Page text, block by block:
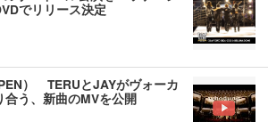
でリリース決定
） TERUとJAYがヴォーカ
合う、新曲のMVを公開